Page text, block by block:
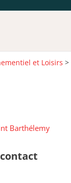
et Loisirs >
Barthélemy